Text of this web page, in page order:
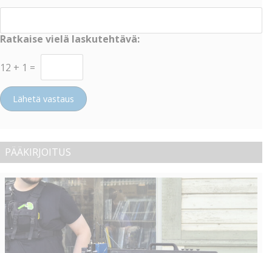
Ratkaise vielä laskutehtävä:
12 + 1 =
Lähetä vastaus
PÄÄKIRJOITUS